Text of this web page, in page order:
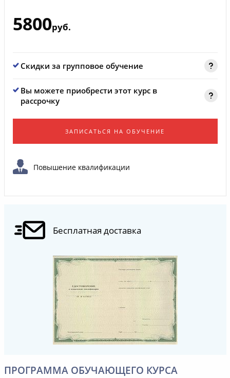
5800руб.
Скидки за групповое обучение
Вы можете приобрести этот курс в
рассрочку
ЗАПИСАТЬСЯ НА ОБУЧЕНИЕ
Повышение квалификации
Бесплатная доставка
ПРОГРАММА ОБУЧАЮЩЕГО КУРСА